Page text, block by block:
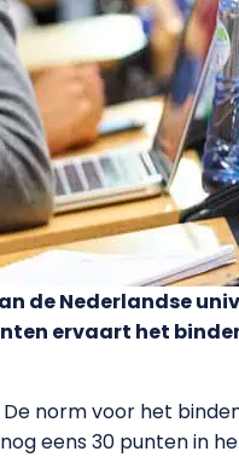
de Nederlandse
ervaart het
norm voor het
eens 30 punten in